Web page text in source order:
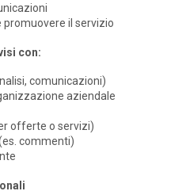
il servizio
con:
comunicazioni)
aziendale
offerte o servizi)
commenti)